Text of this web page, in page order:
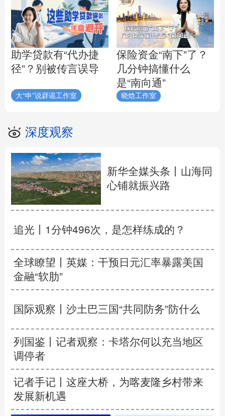
助学贷款有“代办捷
径”？别被传言误导
大“申”说辟谣工作室
保险资金“南下”了？
几分钟搞懂什么
是“南向通”
晓焓工作室
深度观察
新华全媒头条丨 山海同
心铺就振兴路
追光丨 1分钟496次，是怎样练成的？
全球瞭望丨英媒：干预日元汇率暴露美国
金融“软肋”
国际观察丨 沙土巴三国“共同防务”防什么
列国鉴丨记者观察：卡塔尔何以充当地区
调停者
记者手记丨这座大桥，为喀麦隆乡村带来
发展新机遇